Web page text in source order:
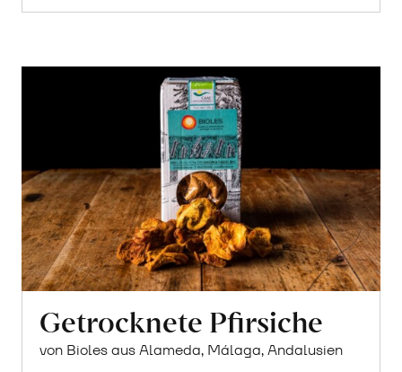
Getrocknete Pfirsiche
von Bioles aus Alameda, Málaga, Andalusien